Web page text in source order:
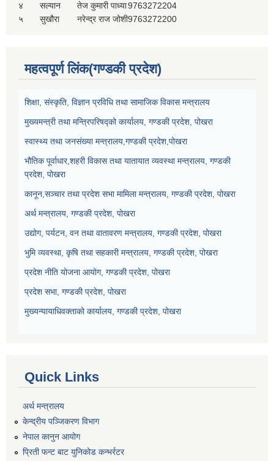
४
सल्यान तेज कुमारी पाध्या9763272204
५
सुखौरा नरेन्द्र राज जोशी9763272200
महत्वपूर्ण लिंक(गण्डकी प्रदेश)
शिक्षा, संस्कृति, विज्ञान प्रविधि तथा सामाजिक विकास मन्त्रालय
मुख्यमन्त्री तथा मन्त्रिपरिषद्को कार्यालय, गण्डकी प्रदेश, पोखरा
स्वास्थ्य तथा जनसंख्या मन्त्रालय,गण्डकी प्रदेश,पोखरा
भौतिक पूर्वाधार,शहरी विकास तथा यातायात व्यवस्था मन्त्रालय, गण्डकी
प्रदेश, पोखरा
कानून,सञ्चार तथा प्रदेश सभा मामिला मन्त्रालय, गण्डकी प्रदेश, पोखरा
अर्थ मन्त्रालय, गण्डकी प्रदेश, पोखरा
उद्योग, पर्यटन, वन तथा वातावरण मन्त्रालय, गण्डकी प्रदेश, पोखरा
भुमि व्यवस्था, कृषि तथा सहकारी मन्त्रालय, गण्डकी प्रदेश, पोखरा
प्रदेश नीति योजना आयोग, गण्डकी प्रदेश, पोखरा
प्रदेश सभा, गण्डकी प्रदेश, पोखरा
मुख्यन्यायाधिवक्ताको कार्यालय, गण्डकी प्रदेश, पोखरा
Quick Links
अर्थ मन्त्रालय
केन्द्रीय पञ्जिकरण विभाग
नेपाल कानुन आयोग
प्रिती फन्ट बाट युनिकोड कन्भर्रटर